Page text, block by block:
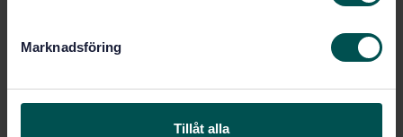
Marknadsföring
Tillåt alla
Utgåva: 1
Antal sidor:24
SS-EN ISO 712:2009